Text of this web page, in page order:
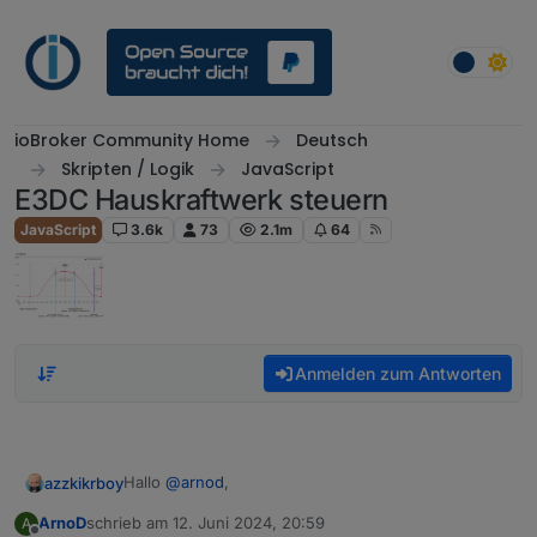
ioBroker Community Home
Deutsch
Skripten / Logik
JavaScript
E3DC Hauskraftwerk steuern
JavaScript 3.6k 73 2.1m 64
Anmelden zum Antworten
azzkikrboyHallo @arnod,
danke für die schnelle Antwort. Ich habe gerade
A ArnoDschrieb am 12. Juni 2024, 20:59